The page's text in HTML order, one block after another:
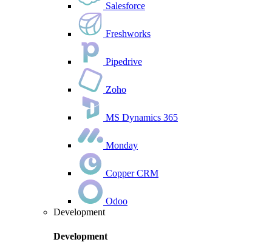
Salesforce
Freshworks
Pipedrive
Zoho
MS Dynamics 365
Monday
Copper CRM
Odoo
Development
Development